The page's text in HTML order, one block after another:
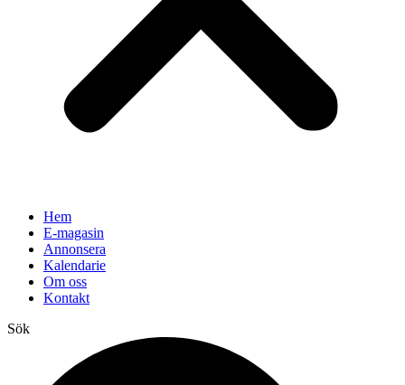
Hem
E-magasin
Annonsera
Kalendarie
Om oss
Kontakt
Sök